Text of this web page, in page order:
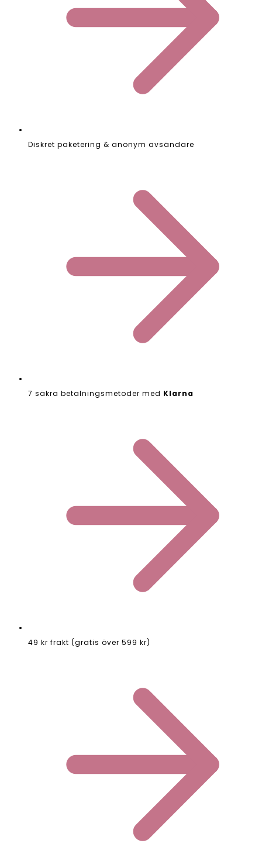
Diskret paketering & anonym avsändare
7 säkra betalningsmetoder med Klarna
49 kr frakt (gratis över 599 kr)